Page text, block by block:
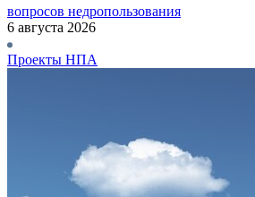
вопросов недропользования
6 августа 2026
Проекты НПА